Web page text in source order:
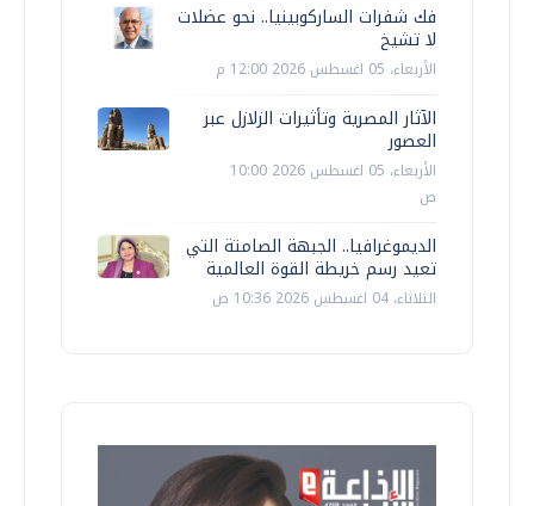
فك شفرات الساركوبينيا.. نحو عضلات
لا تشيخ
الأربعاء، 05 اغسطس 2026 12:00 م
الآثار المصرية وتأثيرات الزلازل عبر
العصور
الأربعاء، 05 اغسطس 2026 10:00
ص
الديموغرافيا.. الجبهة الصامتة التي
تعيد رسم خريطة القوة العالمية
الثلاثاء، 04 اغسطس 2026 10:36 ص